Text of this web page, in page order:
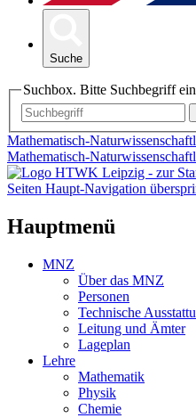
Suche
Suchbox. Bitte Suchbegriff
Mathematisch-
Mathematisch-
Seiten Haupt-Navigation
Hauptmenü
MNZ
Über das MNZ
Personen
Technische
Leitung und Ämter
Lageplan
Lehre
Mathematik
Physik
Chemie